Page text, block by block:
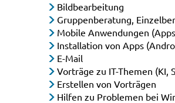
Bildbearbeitung
Gruppenberatung,
Mobile Anwendungen
Installation von Apps
E-Mail
Vorträge zu IT-Themen (KI,
Erstellen von Vorträgen
Hilfen zu Problemen bei